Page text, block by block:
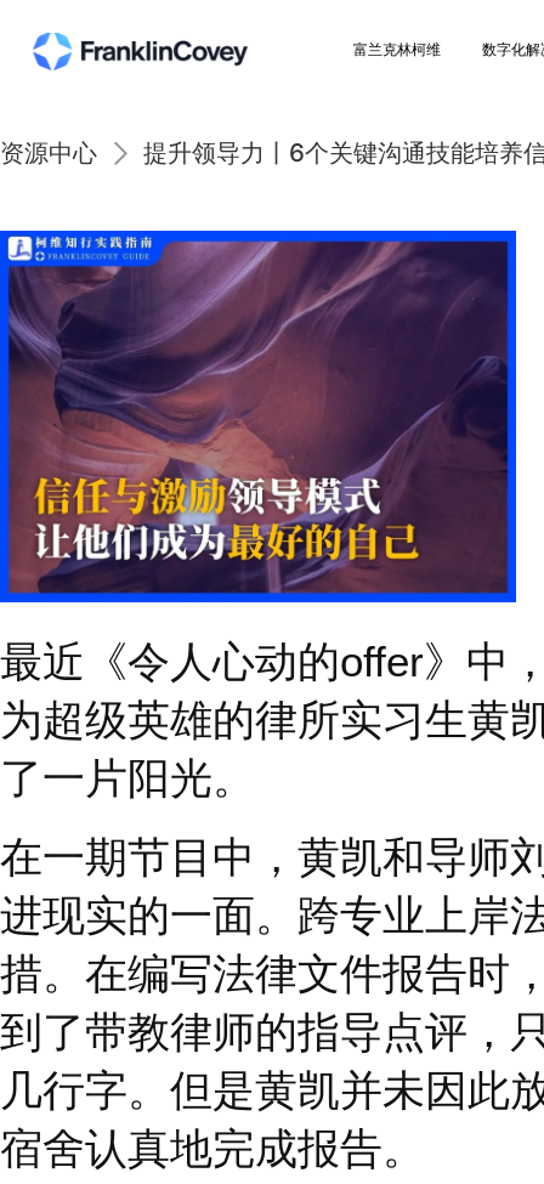
富兰克林柯维
最近《令人心动的
为超级英雄的律所实习
了一片阳光。
在一期节目中，黄凯和
进现实的一面。跨专业
措。在编写法律文件报